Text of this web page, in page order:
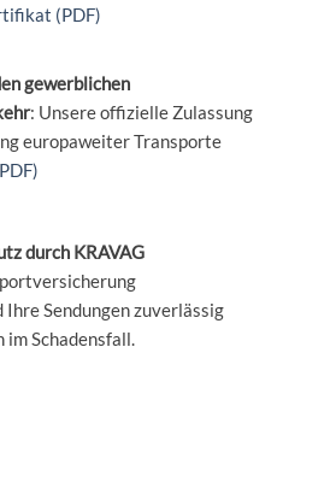
(PDF)
gewerblichen
: Unsere offizielle Zulassung
europaweiter Transporte
durch KRAVAG
Ihre Sendungen zuverlässig
Schadensfall.